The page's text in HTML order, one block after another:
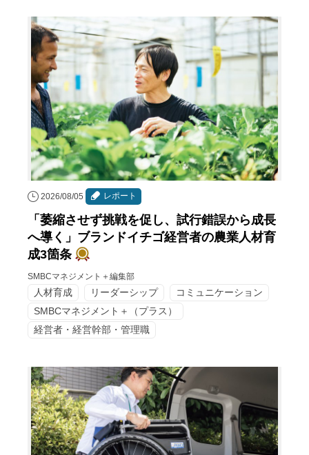
2026/08/05 レポート
「萎縮させず挑戦を促し、試行錯誤から成長
へ導く」ブランドイチゴ経営者の農業人材育
成3箇条
SMBCマネジメント＋編集部
人材育成 リーダーシップ
コミュニケーション
SMBCマネジメント＋（プラス）
経営者・経営幹部・管理職